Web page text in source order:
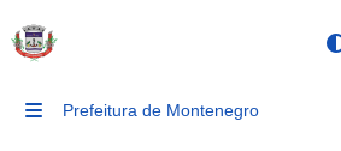
Prefeitura de Montenegro